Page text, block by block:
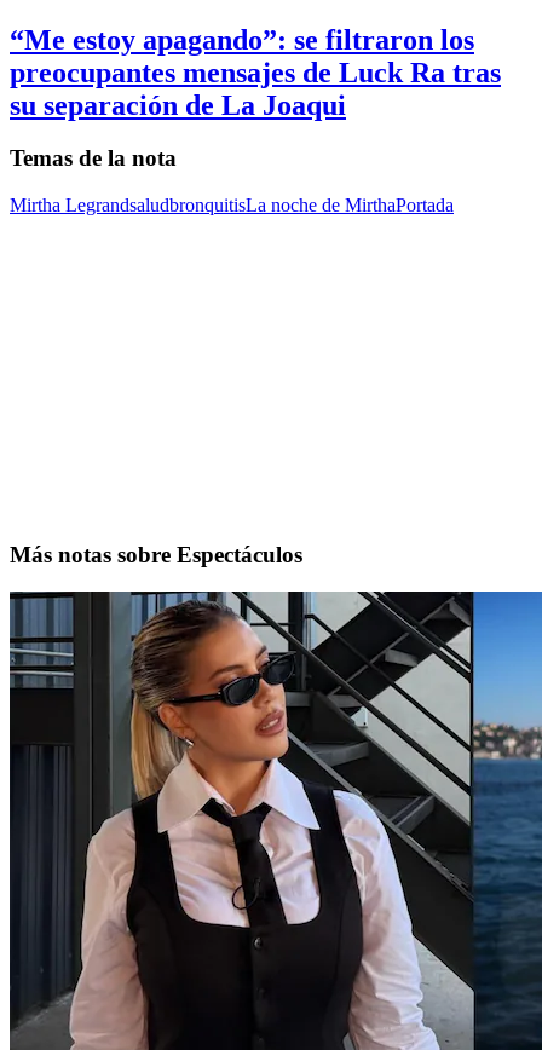
“Me estoy apagando”: se filtraron los
preocupantes mensajes de Luck Ra tras
su separación de La Joaqui
Temas de la nota
Mirtha LegrandsaludbronquitisLa noche de MirthaPortada
Más notas sobre Espectáculos